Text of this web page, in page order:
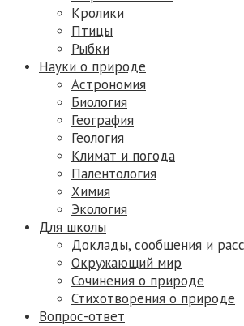
Кролики
Птицы
Рыбки
Науки о природе
Астрономия
Биология
География
Геология
Климат и погода
Палентология
Химия
Экология
Для школы
Доклады, сообщения и
Окружающий мир
Сочинения о природе
Стихотворения о природе
Вопрос-ответ